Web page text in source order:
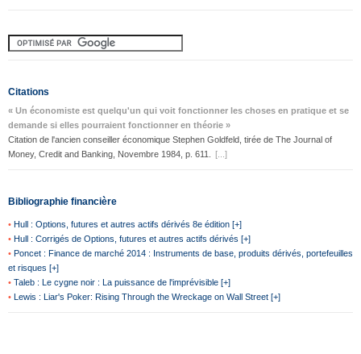
Citations
« Un économiste est quelqu'un qui voit fonctionner les choses en pratique et se
demande si elles pourraient fonctionner en théorie »
Citation de l'ancien conseiller économique Stephen Goldfeld, tirée de The Journal of
Money, Credit and Banking, Novembre 1984, p. 611.
[...]
Bibliographie financière
• Hull : Options, futures et autres actifs dérivés 8e édition [+]
• Hull : Corrigés de Options, futures et autres actifs dérivés [+]
• Poncet : Finance de marché 2014 : Instruments de base, produits dérivés, portefeuilles
et risques [+]
• Taleb : Le cygne noir : La puissance de l'imprévisible [+]
• Lewis : Liar's Poker: Rising Through the Wreckage on Wall Street [+]